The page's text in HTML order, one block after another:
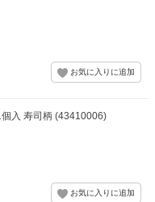
入 寿司柄 (43410006)